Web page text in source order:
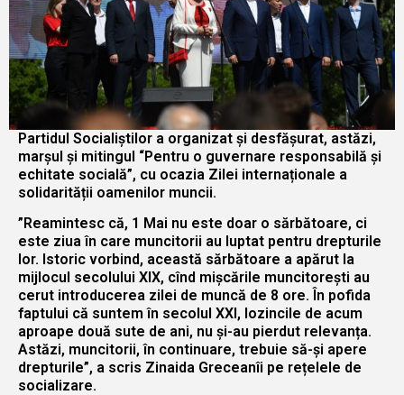
Partidul Socialiștilor a organizat și desfășurat, astăzi,
marșul și mitingul “Pentru o guvernare responsabilă și
echitate socială”, cu ocazia Zilei internaționale a
solidarității oamenilor muncii.
”Reamintesc că, 1 Mai nu este doar o sărbătoare, ci
este ziua în care muncitorii au luptat pentru drepturile
lor. Istoric vorbind, această sărbătoare a apărut la
mijlocul secolului XIX, cînd mișcările muncitorești au
cerut introducerea zilei de muncă de 8 ore. În pofida
faptului că suntem în secolul XXI, lozincile de acum
aproape două sute de ani, nu și-au pierdut relevanța.
Astăzi, muncitorii, în continuare, trebuie să-și apere
drepturile”, a scris Zinaida Greceanîi pe rețelele de
socializare.